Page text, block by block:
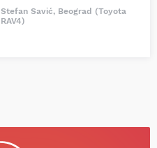
Stefan Savić, Beograd (Toyota
RAV4)